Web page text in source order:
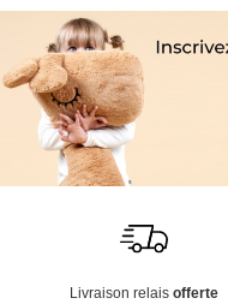
Livraison relais offerte